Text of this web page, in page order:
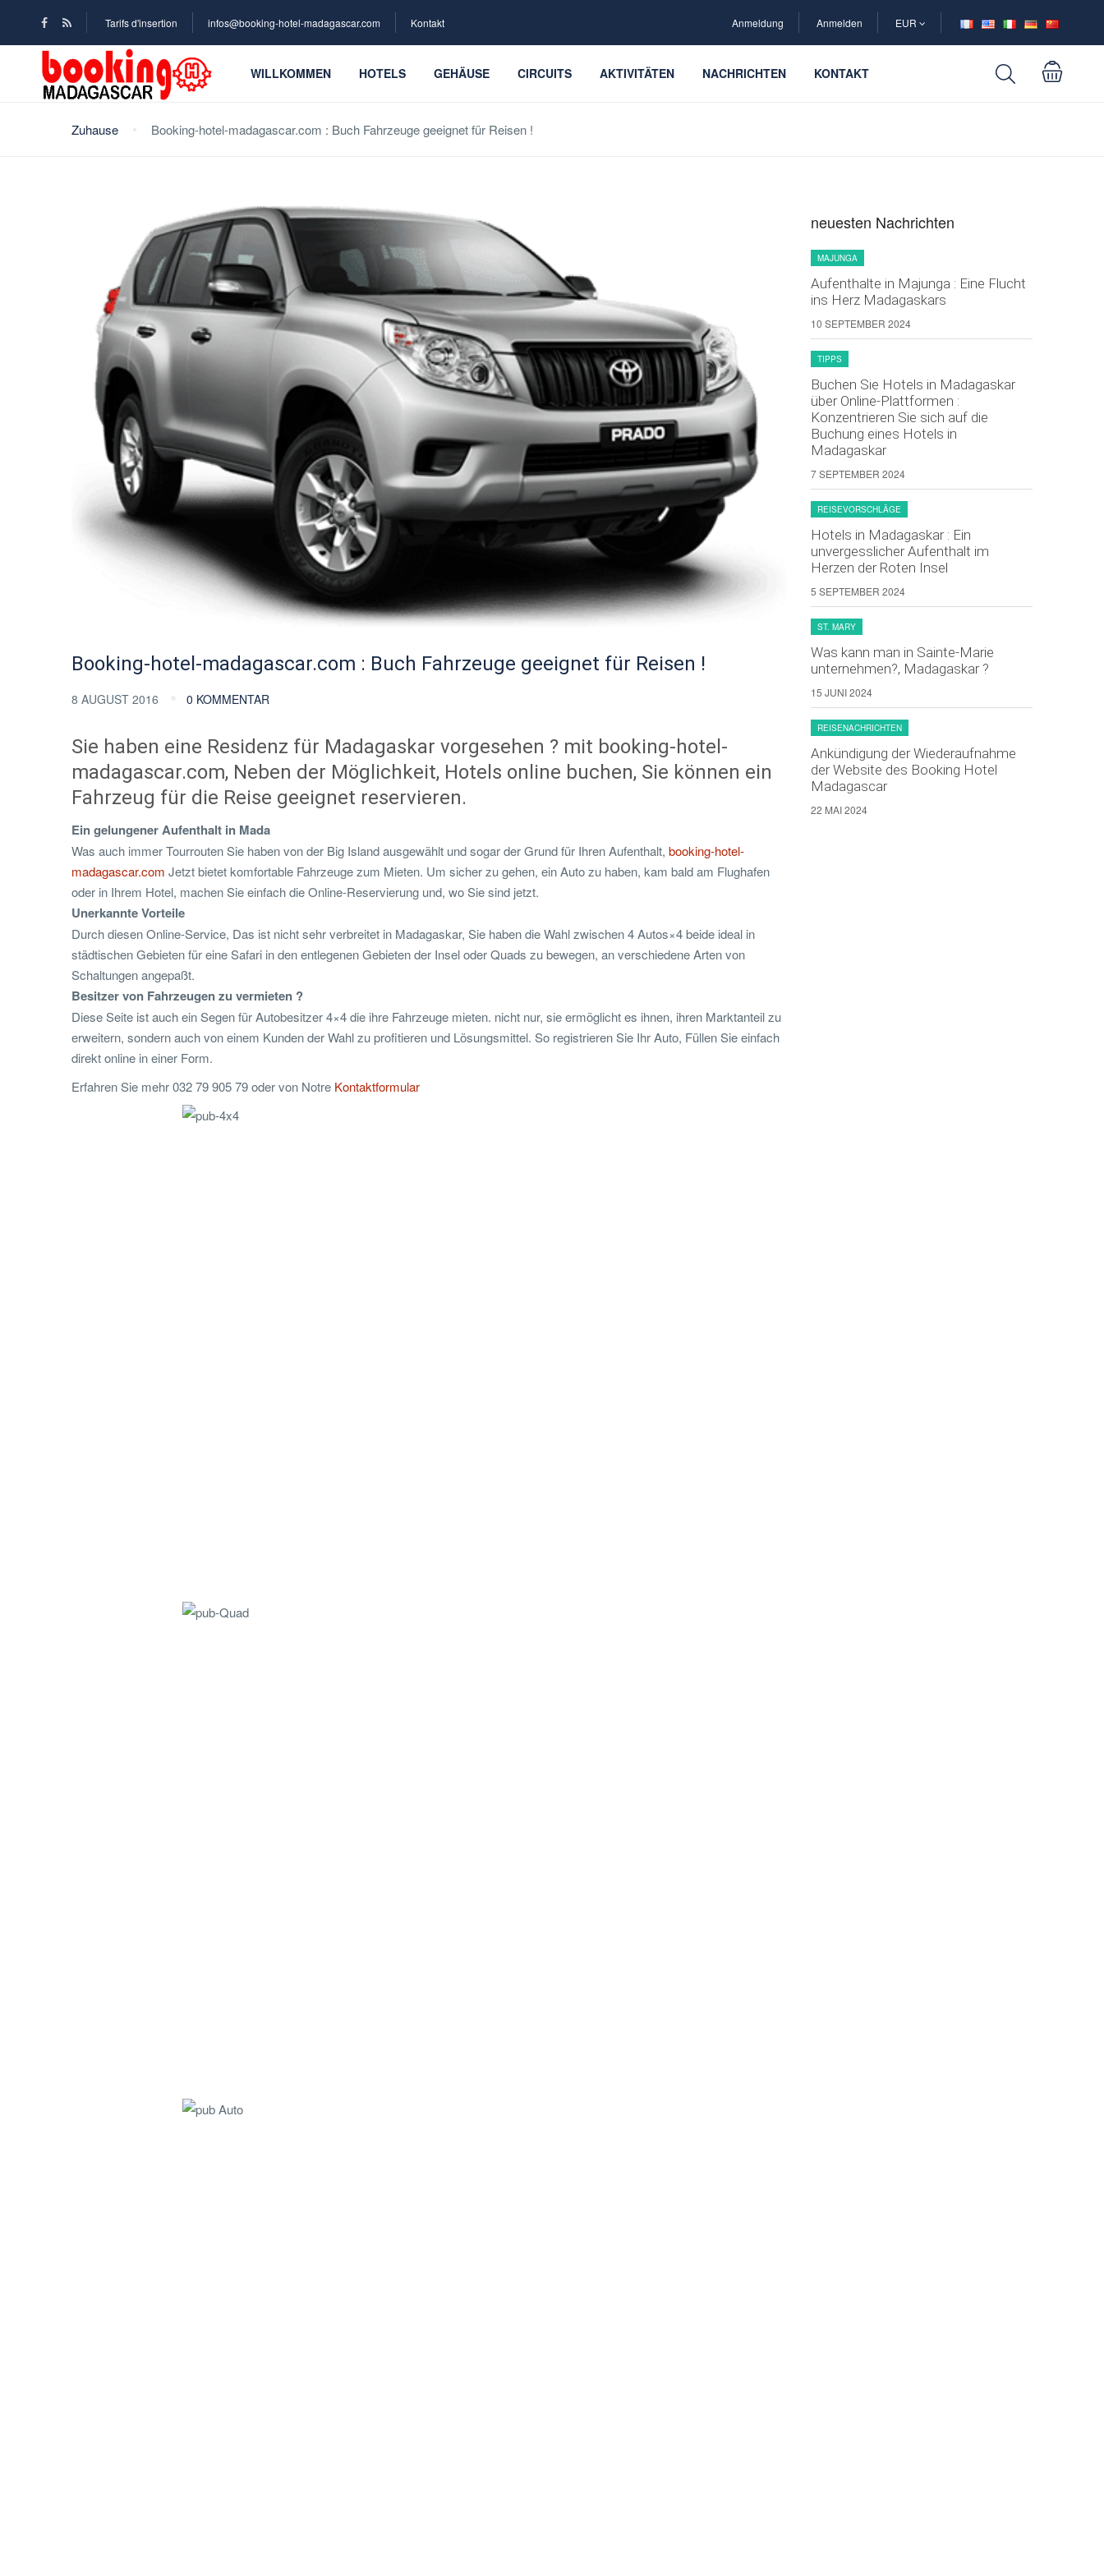
Tarifs d'insertion infos@booking-hotel-madagascar.com Kontakt Anmeldung Anmelden EUR
WILLKOMMEN HOTELS GEHÄUSE CIRCUITS AKTIVITÄTEN NACHRICHTEN KONTAKT
Zuhause Booking-hotel-madagascar.com : Buch Fahrzeuge geeignet für Reisen !
Booking-hotel-madagascar.com : Buch Fahrzeuge geeignet für Reisen !
8 AUGUST 2016 0 KOMMENTAR
Sie haben eine Residenz für Madagaskar vorgesehen ? mit booking-hotel-
madagascar.com, Neben der Möglichkeit, Hotels online buchen, Sie können ein
Fahrzeug für die Reise geeignet reservieren.
Ein gelungener Aufenthalt in Mada
Was auch immer Tourrouten Sie haben von der Big Island ausgewählt und sogar der Grund für Ihren Aufenthalt, booking-hotel-
madagascar.com Jetzt bietet komfortable Fahrzeuge zum Mieten. Um sicher zu gehen, ein Auto zu haben, kam bald am Flughafen
oder in Ihrem Hotel, machen Sie einfach die Online-Reservierung und, wo Sie sind jetzt.
Unerkannte Vorteile
Durch diesen Online-Service, Das ist nicht sehr verbreitet in Madagaskar, Sie haben die Wahl zwischen 4 Autos×4 beide ideal in
städtischen Gebieten für eine Safari in den entlegenen Gebieten der Insel oder Quads zu bewegen, an verschiedene Arten von
Schaltungen angepaßt.
Besitzer von Fahrzeugen zu vermieten ?
Diese Seite ist auch ein Segen für Autobesitzer 4×4 die ihre Fahrzeuge mieten. nicht nur, sie ermöglicht es ihnen, ihren Marktanteil zu
erweitern, sondern auch von einem Kunden der Wahl zu profitieren und Lösungsmittel. So registrieren Sie Ihr Auto, Füllen Sie einfach
direkt online in einer Form.
Erfahren Sie mehr 032 79 905 79 oder von Notre Kontaktformular
neuesten Nachrichten
MAJUNGA
Aufenthalte in Majunga : Eine Flucht
ins Herz Madagaskars
10 SEPTEMBER 2024
TIPPS
Buchen Sie Hotels in Madagaskar
über Online-Plattformen :
Konzentrieren Sie sich auf die
Buchung eines Hotels in
Madagaskar
7 SEPTEMBER 2024
REISEVORSCHLÄGE
Hotels in Madagaskar : Ein
unvergesslicher Aufenthalt im
Herzen der Roten Insel
5 SEPTEMBER 2024
ST. MARY
Was kann man in Sainte-Marie
unternehmen?, Madagaskar ?
15 JUNI 2024
REISENACHRICHTEN
Ankündigung der Wiederaufnahme
der Website des Booking Hotel
Madagascar
22 MAI 2024